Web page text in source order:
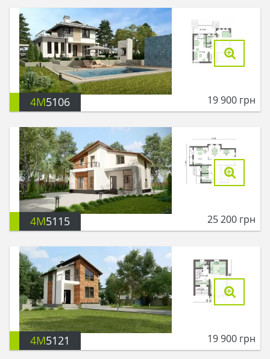
4M5106 19 900 грн
4M5115 25 200 грн
4M5121 19 900 грн